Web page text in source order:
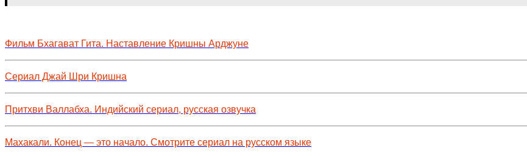
Фильм Бхагават Гита. Наставление Кришны Арджуне
Сериал Джай Шри Кришна
Притхви Валлабха. Индийский сериал, русская озвучка
Махакали. Конец — это начало. Смотрите сериал на русском языке